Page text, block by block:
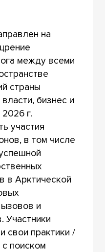
на
между всеми
страны
бизнес и
г.
участия
в том числе
в Арктической
и
Участники
свои практики /
поиском